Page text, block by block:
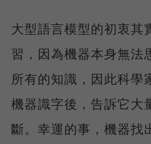
大型語言模型的初衷其
習，因為機器本身無法
所有的知識，因此科學
機器識字後，告訴它大
斷。幸運的事，機器找